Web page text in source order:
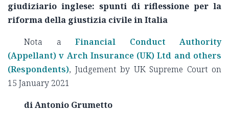
giudiziario inglese: spunti di riflessione per la
riforma della giustizia civile in Italia
Nota a Financial Conduct Authority
(Appellant) v Arch Insurance (UK) Ltd and others
(Respondents), Judgement by UK Supreme Court on
15 January 2021
di Antonio Grumetto